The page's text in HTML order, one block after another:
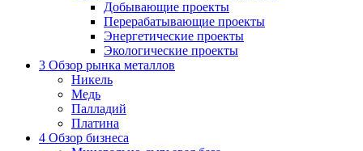
Добывающие проекты
Перерабатывающие проекты
Энергетические проекты
Экологические проекты
3 Обзор рынка металлов
Никель
Медь
Палладий
Платина
4 Обзор бизнеса